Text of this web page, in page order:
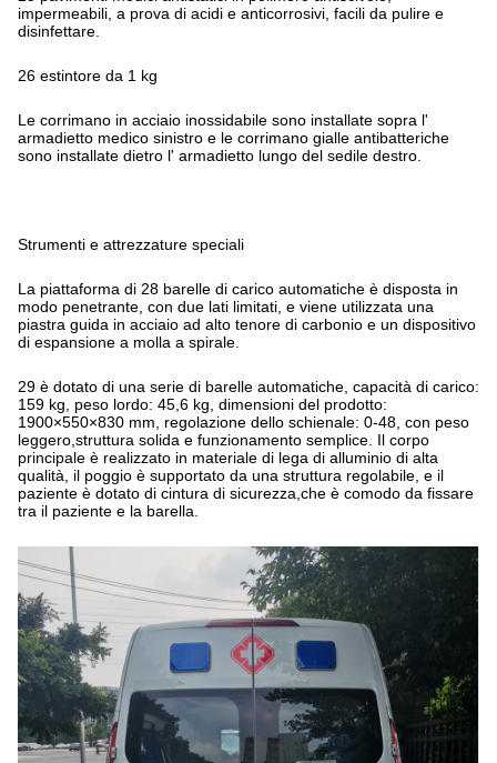
impermeabili, a prova di acidi e anticorrosivi, facili da pulire e
disinfettare.
26 estintore da 1 kg
Le corrimano in acciaio inossidabile sono installate sopra l'
armadietto medico sinistro e le corrimano gialle antibatteriche
sono installate dietro l' armadietto lungo del sedile destro.
Strumenti e attrezzature speciali
La piattaforma di 28 barelle di carico automatiche è disposta in
modo penetrante, con due lati limitati, e viene utilizzata una
piastra guida in acciaio ad alto tenore di carbonio e un dispositivo
di espansione a molla a spirale.
29 è dotato di una serie di barelle automatiche, capacità di carico:
159 kg, peso lordo: 45,6 kg, dimensioni del prodotto:
1900×550×830 mm, regolazione dello schienale: 0-48, con peso
leggero,struttura solida e funzionamento semplice. Il corpo
principale è realizzato in materiale di lega di alluminio di alta
qualità, il poggio è supportato da una struttura regolabile, e il
paziente è dotato di cintura di sicurezza,che è comodo da fissare
tra il paziente e la barella.